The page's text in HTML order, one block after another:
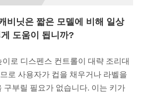
비닛은 짧은 모델에 비해 일상
도움이 됩니까?
로 디스펜스 컨트롤이 대략 조리대
로 사용자가 컵을 채우거나 라벨을
구부릴 필요가 없습니다. 이는 키가